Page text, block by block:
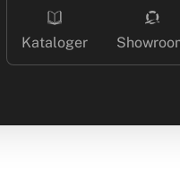
Kataloger